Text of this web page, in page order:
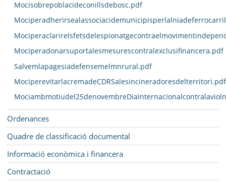
Mocisobrepoblacideconillsdebosc.pdf
Mociperadonarsuportalesmesurescontralexclusifinancera.pdf
Salvemlapagesiadefensemelmnrural.pdf
MociperevitarlacremadeCDRSalesincineradoresdelterritori.pdf
Ordenances
Quadre de classificació documental
Informació econòmica i financera
Contractació